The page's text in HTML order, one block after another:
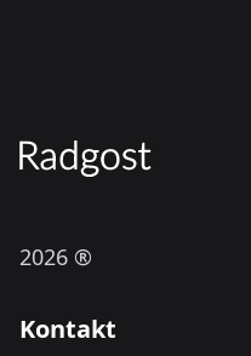
2026 ®
Kontakt